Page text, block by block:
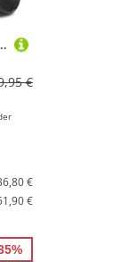
Gr 44,5 grau
€
€
€